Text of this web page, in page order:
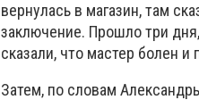
вернулась в магазин, там
заключение. Прошло три
сказали, что мастер болен
Затем, по словам